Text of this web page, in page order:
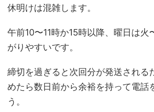
休明けは混雑します。
午前10〜11時か15時以降、曜日は火
がりやすいです。
締切を過ぎると次回分が発送される
めたら数日前から余裕を持って電話
う。